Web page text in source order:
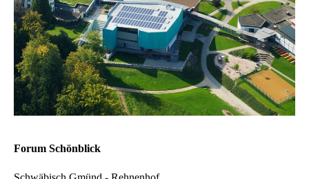
Forum Schönblick